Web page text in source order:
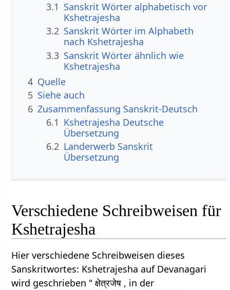
3.1 Sanskrit Wörter alphabetisch vor
Kshetrajesha
3.2 Sanskrit Wörter im Alphabeth
nach Kshetrajesha
3.3 Sanskrit Wörter ähnlich wie
Kshetrajesha
4 Quelle
5 Siehe auch
6 Zusammenfassung Sanskrit-Deutsch
6.1 Kshetrajesha Deutsche
Übersetzung
6.2 Landerwerb Sanskrit
Übersetzung
Verschiedene Schreibweisen für
Kshetrajesha
Hier verschiedene Schreibweisen dieses
Sanskritwortes: Kshetrajesha auf Devanagari
wird geschrieben " क्षेत्रजेष , in der